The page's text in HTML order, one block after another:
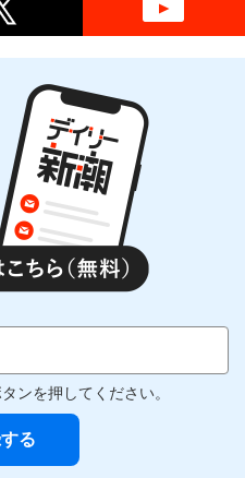
ンを押してください。